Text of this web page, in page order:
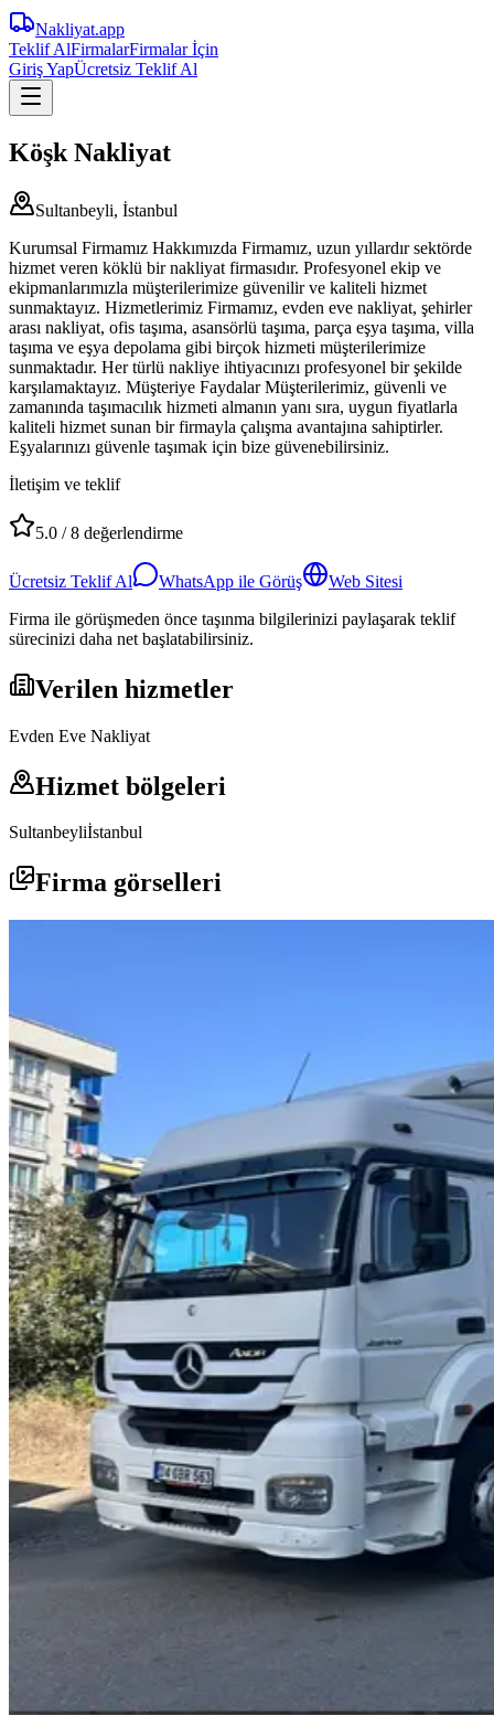
Nakliyat.app
Teklif AlFirmalarFirmalar İçin
Giriş YapÜcretsiz Teklif Al
Köşk Nakliyat
Sultanbeyli, İstanbul
Kurumsal Firmamız Hakkımızda Firmamız, uzun yıllardır sektörde
hizmet veren köklü bir nakliyat firmasıdır. Profesyonel ekip ve
ekipmanlarımızla müşterilerimize güvenilir ve kaliteli hizmet
sunmaktayız. Hizmetlerimiz Firmamız, evden eve nakliyat, şehirler
arası nakliyat, ofis taşıma, asansörlü taşıma, parça eşya taşıma, villa
taşıma ve eşya depolama gibi birçok hizmeti müşterilerimize
sunmaktadır. Her türlü nakliye ihtiyacınızı profesyonel bir şekilde
karşılamaktayız. Müşteriye Faydalar Müşterilerimiz, güvenli ve
zamanında taşımacılık hizmeti almanın yanı sıra, uygun fiyatlarla
kaliteli hizmet sunan bir firmayla çalışma avantajına sahiptirler.
Eşyalarınızı güvenle taşımak için bize güvenebilirsiniz.
İletişim ve teklif
5.0 /8 değerlendirme
Ücretsiz Teklif Al WhatsApp ile Görüş
Web Sitesi
Firma ile görüşmeden önce taşınma bilgilerinizi paylaşarak teklif
sürecinizi daha net başlatabilirsiniz.
Verilen hizmetler
Evden Eve Nakliyat
Hizmet bölgeleri
Sultanbeyliİstanbul
Firma görselleri